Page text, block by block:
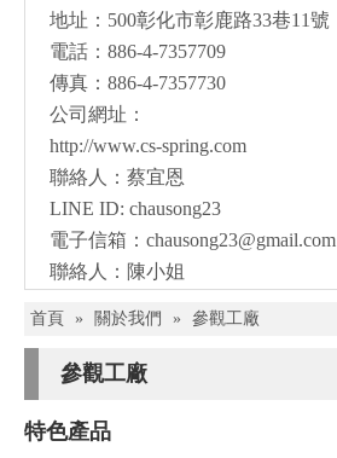
地址：500彰化市彰鹿路33巷11號
電話：886-4-7357709
傳真：886-4-7357730
公司網址：
http://www.cs-spring.com
聯絡人：蔡宜恩
LINE ID: chausong23
電子信箱： chausong23@gmail.com
聯絡人：陳小姐
首頁 » 關於我們 » 參觀工廠
參觀工廠
特色產品